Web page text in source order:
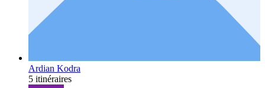
Ardian Kodra
5 itinéraires